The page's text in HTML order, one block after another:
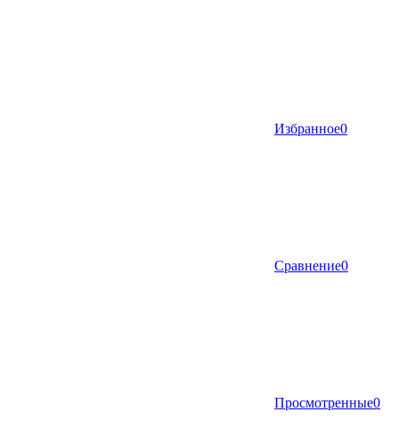
Избранное0
Сравнение0
Просмотренные0